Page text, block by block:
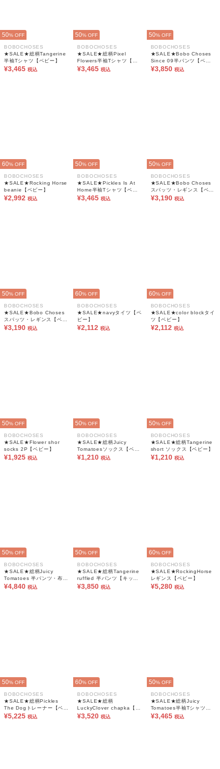
50% OFF
BOBOCHOSES
★SALE★総柄Tangerine
半袖Tシャツ【ベビー】
¥3,465 税込
50% OFF
BOBOCHOSES
★SALE★総柄Pixel
Flowers半袖Tシャツ【ベ
ビー】
¥3,465 税込
50% OFF
BOBOCHOSES
★SALE★Bobo Choses
Since 09半パンツ【ベビ
ー】
¥3,850 税込
60% OFF
BOBOCHOSES
★SALE★Rocking Horse
beanie【ベビー】
¥2,992 税込
50% OFF
BOBOCHOSES
★SALE★Pickles Is At
Home半袖Tシャツ【ベビ
ー】
¥3,465 税込
50% OFF
BOBOCHOSES
★SALE★Bobo Choses
スパッツ・レギンス【ベビ
ー】
¥3,190 税込
50% OFF
BOBOCHOSES
★SALE★Bobo Choses
スパッツ・レギンス【ベビ
ー】
¥3,190 税込
60% OFF
BOBOCHOSES
★SALE★navyタイツ【ベ
ビー】
¥2,112 税込
60% OFF
BOBOCHOSES
★SALE★color blockタイ
ツ【ベビー】
¥2,112 税込
50% OFF
BOBOCHOSES
★SALE★Flower shor
socks 2P【ベビー】
¥1,925 税込
50% OFF
BOBOCHOSES
★SALE★総柄Juicy
Tomatoesソックス【ベビ
ー】
¥1,210 税込
50% OFF
BOBOCHOSES
★SALE★総柄Tangerine
short ソックス【ベビー】
¥1,210 税込
50% OFF
BOBOCHOSES
★SALE★総柄Juicy
Tomatoes 半パンツ・布帛
【キッズ】
¥4,840 税込
50% OFF
BOBOCHOSES
★SALE★総柄Tangerine
ruffled 半パンツ【キッ
ズ】
¥3,850 税込
60% OFF
BOBOCHOSES
★SALE★RockingHorse
レギンス【ベビー】
¥5,280 税込
50% OFF
BOBOCHOSES
★SALE★総柄Pickles
The Dogトレーナー【ベビ
ー】
¥5,225 税込
60% OFF
BOBOCHOSES
★SALE★総柄
LuckyClover chapka【ベ
ビー】
¥3,520 税込
50% OFF
BOBOCHOSES
★SALE★総柄Juicy
Tomatoes半袖Tシャツ
【ベビー】
¥3,465 税込